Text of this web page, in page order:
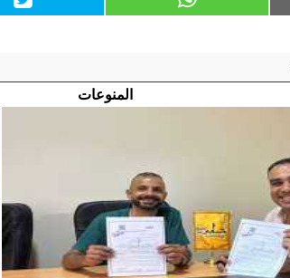
المنوعات